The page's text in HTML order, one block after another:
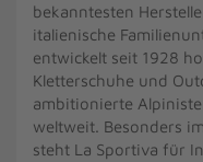
bekanntesten
italienische
entwickelt seit 1928
Kletterschuhe und
ambitionierte
weltweit. Besonders
steht La Sportiva für